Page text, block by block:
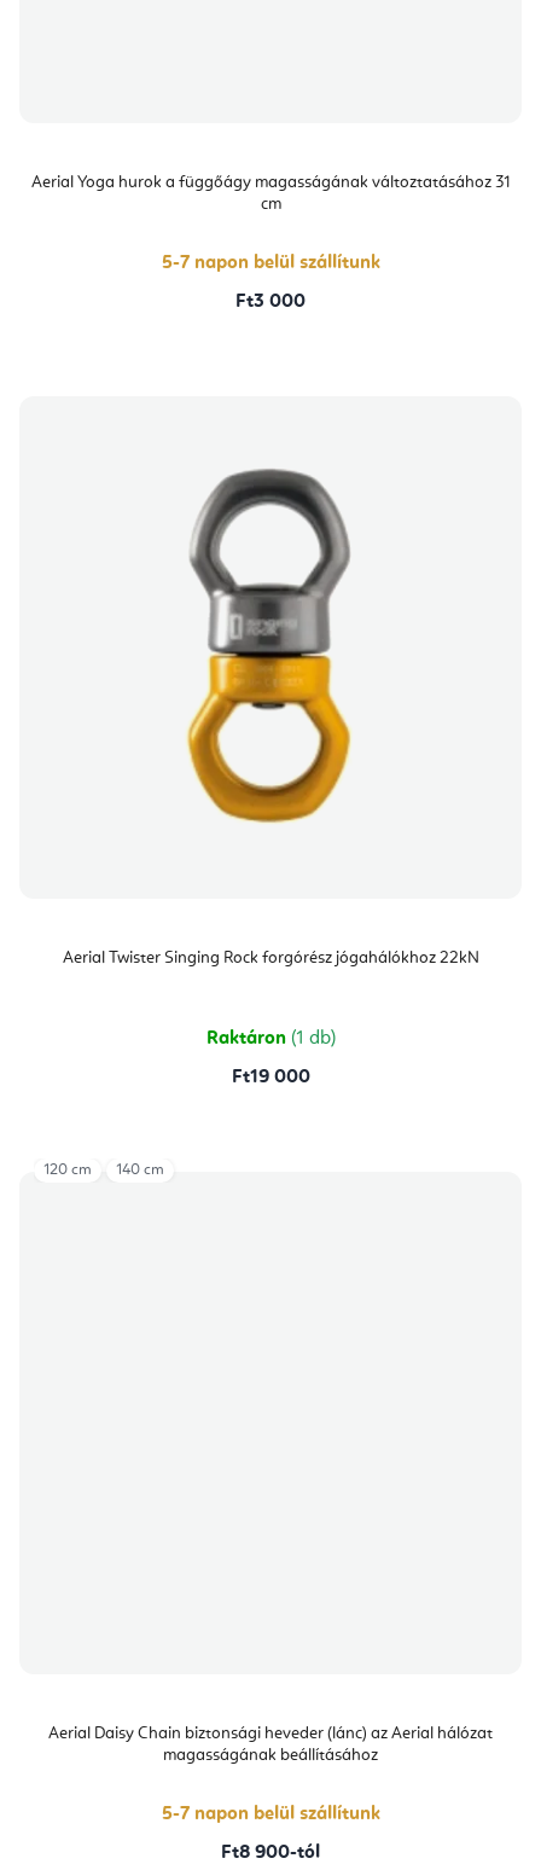
Aerial Yoga hurok a függőágy magasságának változtatásához 31
cm
5-7 napon belül szállítunk
Ft3 000
Aerial Twister Singing Rock forgórész jógahálókhoz 22kN
Raktáron (1 db)
Ft19 000
Aerial Daisy Chain biztonsági heveder (lánc) az Aerial hálózat
magasságának beállításához
5-7 napon belül szállítunk
Ft8 900-tól
120 cm 140 cm